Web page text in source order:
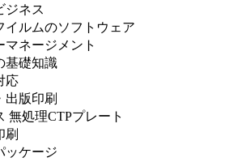
ジネス
イルムのソフトウェア
マネージメント
基礎知識
応
出版印刷
無処理CTPプレート
刷
ッケージ